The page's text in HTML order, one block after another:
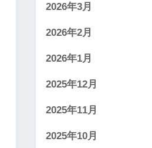
2026年3月
2026年2月
2026年1月
2025年12月
2025年11月
2025年10月